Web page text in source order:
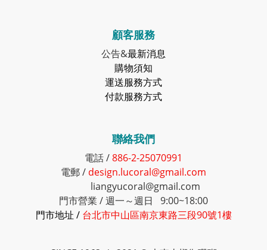
顧客服務
公告&最新消息
購物須知
運送服務方式
付款服務方式
聯絡我們
電話 /886-2-25070991
電郵 / design.lucoral@gmail.com
liangyucoral@gmail.com
門市營業 / 週一～週日 9:00~18:00
門市地址 / 台北市中山區南京東路三段90號1樓